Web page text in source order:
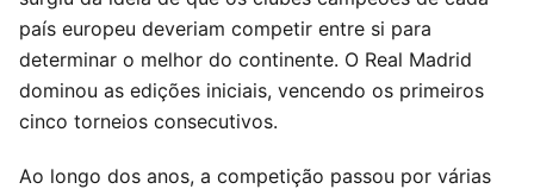
país europeu deveriam competir entre si para
determinar o melhor do continente. O Real Madrid
dominou as edições iniciais, vencendo os primeiros
cinco torneios consecutivos.
Ao longo dos anos, a competição passou por várias